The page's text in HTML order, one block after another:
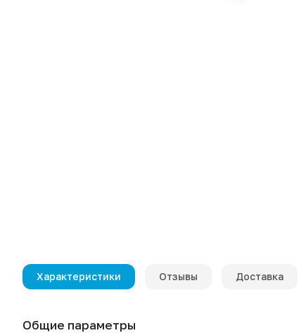
Характеристики Отзывы Доставка
Общие параметры